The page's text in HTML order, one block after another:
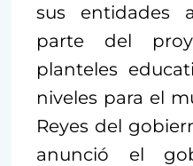
sus entidades
parte del
planteles
niveles para el
Reyes del
anunció el